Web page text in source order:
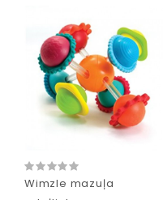
Wimzle mazuļa